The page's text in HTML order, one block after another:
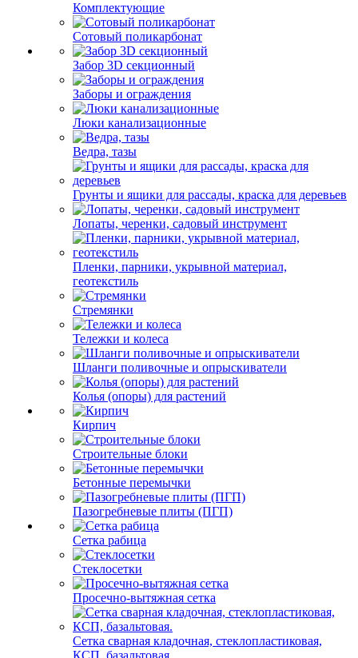
Комплектующие
Сотовый поликарбонат
Забор 3D секционный
Заборы и ограждения
Люки канализационные
Ведра, тазы
Грунты и ящики для рассады, краска для деревьев
Лопаты, черенки, садовый инструмент
Пленки, парники, укрывной материал,
геотекстиль
Стремянки
Тележки и колеса
Шланги поливочные и опрыскиватели
Колья (опоры) для растений
Кирпич
Строительные блоки
Бетонные перемычки
Пазогребневые плиты (ПГП)
Сетка рабица
Стеклосетки
Просечно-вытяжная сетка
Сетка сварная кладочная, стеклопластиковая,
КСП, базальтовая.